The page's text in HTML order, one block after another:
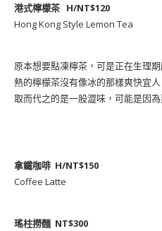
港式檸檬茶 H/NT$120
Hong Kong Style Lemon Tea
原本想要點凍檸茶，可是正在生理
熱的檸檬茶沒有像冰的那樣爽快宜人
取而代之的是一股澀味，可能是因
拿鐵咖啡 H/NT$150
Coffee Latte
瑤柱撈麵 NT$300